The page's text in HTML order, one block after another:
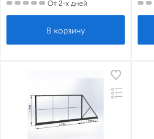
От 2-х дней